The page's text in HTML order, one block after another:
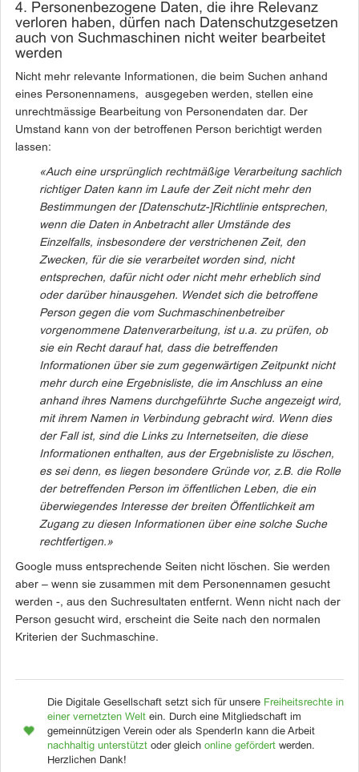
4. Personenbezogene Daten, die ihre Relevanz
verloren haben, dürfen nach Datenschutzgesetzen
auch von Suchmaschinen nicht weiter bearbeitet
werden
Nicht mehr relevante Informationen, die beim Suchen anhand
eines Personennamens, ausgegeben werden, stellen eine
unrechtmässige Bearbeitung von Personendaten dar. Der
Umstand kann von der betroffenen Person berichtigt werden
lassen:
«Auch eine ursprünglich rechtmäßige Verarbeitung sachlich
richtiger Daten kann im Laufe der Zeit nicht mehr den
Bestimmungen der [Datenschutz-]Richtlinie entsprechen,
wenn die Daten in Anbetracht aller Umstände des
Einzelfalls, insbesondere der verstrichenen Zeit, den
Zwecken, für die sie verarbeitet worden sind, nicht
entsprechen, dafür nicht oder nicht mehr erheblich sind
oder darüber hinausgehen. Wendet sich die betroffene
Person gegen die vom Suchmaschinenbetreiber
vorgenommene Datenverarbeitung, ist u.a. zu prüfen, ob
sie ein Recht darauf hat, dass die betreffenden
Informationen über sie zum gegenwärtigen Zeitpunkt nicht
mehr durch eine Ergebnisliste, die im Anschluss an eine
anhand ihres Namens durchgeführte Suche angezeigt wird,
mit ihrem Namen in Verbindung gebracht wird. Wenn dies
der Fall ist, sind die Links zu Internetseiten, die diese
Informationen enthalten, aus der Ergebnisliste zu löschen,
es sei denn, es liegen besondere Gründe vor, z.B. die Rolle
der betreffenden Person im öffentlichen Leben, die ein
überwiegendes Interesse der breiten Öffentlichkeit am
Zugang zu diesen Informationen über eine solche Suche
rechtfertigen.»
Google muss entsprechende Seiten nicht löschen. Sie werden
aber – wenn sie zusammen mit dem Personennamen gesucht
werden -, aus den Suchresultaten entfernt. Wenn nicht nach der
Person gesucht wird, erscheint die Seite nach den normalen
Kriterien der Suchmaschine.
Die Digitale Gesellschaft setzt sich für unsere Freiheitsrechte in
einer vernetzten Welt ein. Durch eine Mitgliedschaft im
gemeinnützigen Verein oder als SpenderIn kann die Arbeit
nachhaltig unterstützt oder gleich online gefördert werden.
Herzlichen Dank!